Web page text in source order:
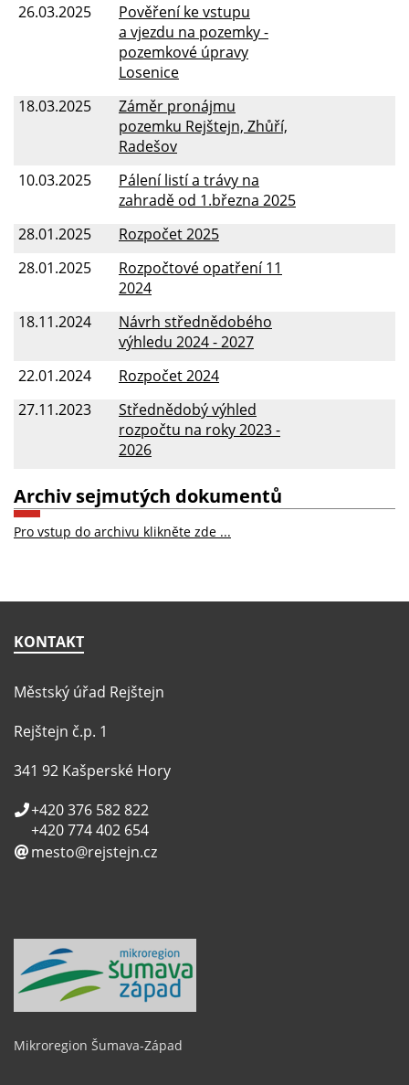
26.03.2025
Pověření ke vstupu
a vjezdu na pozemky -
pozemkové úpravy
Losenice
18.03.2025
Záměr pronájmu
pozemku Rejštejn, Zhůří,
Radešov
10.03.2025
Pálení listí a trávy na
zahradě od 1.března 2025
28.01.2025
Rozpočet 2025
28.01.2025
Rozpočtové opatření 11
2024
18.11.2024
Návrh střednědobého
výhledu 2024 - 2027
22.01.2024
Rozpočet 2024
27.11.2023
Střednědobý výhled
rozpočtu na roky 2023 -
2026
Archiv sejmutých dokumentů
Pro vstup do archivu klikněte zde ...
KONTAKT
Městský úřad Rejštejn
Rejštejn č.p. 1
341 92 Kašperské Hory
+420 376 582 822
+420 774 402 654
mesto@rejstejn.cz
Mikroregion Šumava-Západ